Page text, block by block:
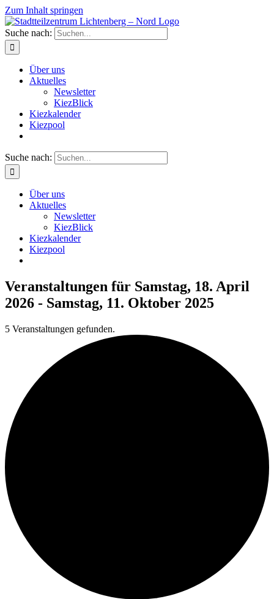
Zum Inhalt springen
Suche nach:
Über uns
Aktuelles
Newsletter
KiezBlick
Kiezkalender
Kiezpool
Suche nach:
Über uns
Aktuelles
Newsletter
KiezBlick
Kiezkalender
Kiezpool
Veranstaltungen für Samstag, 18. April
2026 - Samstag, 11. Oktober 2025
5 Veranstaltungen gefunden.